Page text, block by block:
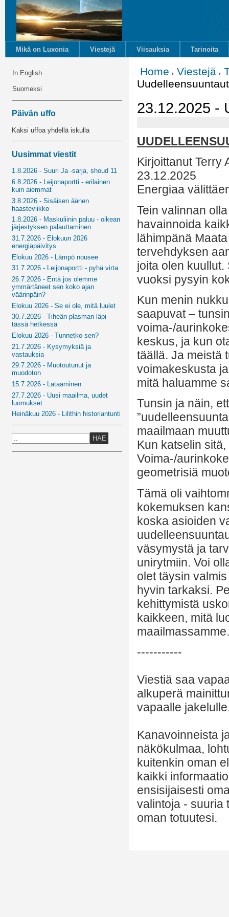
Mikä on Luxonia Viestejä Viisauksia Tarinoita
In English
Suomeksi
Päivän uffo
Kaksi uffoa yhdellä iskulla
Uusimmat viestit
1.8.2026 - Suuri Ja -sarja, shoud 11
6.8.2026 - Leijonaportti - erilainen
kuin aiemmat
3.8.2026 - Sisäisen äänen
haasteviikko
1.8.2026 - Maskuliinin paluu - oikean
järjestyksen palauttaminen
31.7.2026 - Elokuun 2026
energiapäivitys
Elokuu 2026 - Lämpö nousee
31.7.2026 - Leijonaportti - pyhä virta
26.7.2026 - Entä jos olemme
ymmärtäneet sen koko ajan
väärinpäin?
Elokuu 2026 - Se ei ole, mitä luulet
30.7.2026 - Tiheän plasman läpi
tässä hetkessä
Elokuu 2026 - Tunnetko sen?
21.7.2026 - Kysymyksiä ja
vastauksia
29.7.2026 - Muotoutunut ja
muodoton
15.7.2026 - Lataaminen
27.7.2026 - Uusi maailma, uudet
luomukset
Heinäkuu 2026 - Lilithin historiantunti
HAE
Home Viestejä
23.12.2025 -
Kirjoittanut Terry
23.12.2025
Energiaa
Tein valinnan
havainnoida
lähimpänä
tervehdyksen
joita olen
vuoksi pysyin
Kun menin
saapuvat –
voima-/
keskus, ja kun
täällä. Ja meistä
voimakeskusta
mitä haluamme
Tunsin ja näin,
maailmaan
Kun katselin
Voima-/
geometrisiä
Tämä oli
kokemuksen
koska asioiden
väsymystä ja
unirytmiin. Voi
olet täysin
hyvin tarkaksi.
kehittymistä
kaikkeen, mitä
maailmassamme.
-----------
Viestiä saa
alkuperä
vapaalle
Kanavoinneista
näkökulmaa,
kuitenkin oman
kaikki
ensisijaisesti
valintoja - suuria
oman totuutesi.